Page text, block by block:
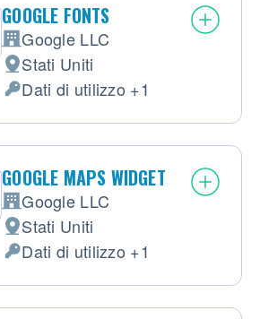
GOOGLE FONTS
Azienda:
Google LLC
Luogo del trattamento:
Stati Uniti
Dati Personali trattati:
Dati di utilizzo +1
GOOGLE MAPS WIDGET
Azienda:
Google LLC
Luogo del trattamento:
Stati Uniti
Dati Personali trattati:
Dati di utilizzo +1